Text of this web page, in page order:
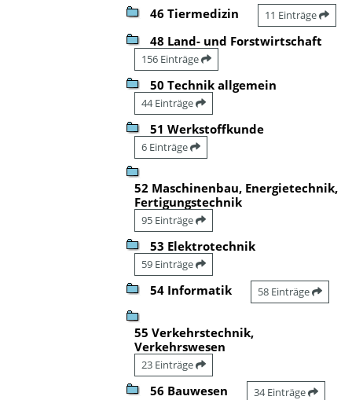
46 Tiermedizin 11 Einträge
48 Land- und Forstwirtschaft
156 Einträge
50 Technik allgemein
44 Einträge
51 Werkstoffkunde
6 Einträge
52 Maschinenbau, Energietechnik,
Fertigungstechnik
95 Einträge
53 Elektrotechnik
59 Einträge
54 Informatik 58 Einträge
55 Verkehrstechnik,
Verkehrswesen
23 Einträge
56 Bauwesen 34 Einträge